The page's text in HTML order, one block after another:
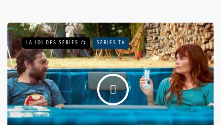
LA LOI DES SÉRIES 📺 SÉRIES TV